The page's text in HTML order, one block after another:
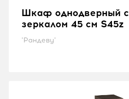
Шкаф однодверный с
зеркалом 45 см S45z
"Рандеву"